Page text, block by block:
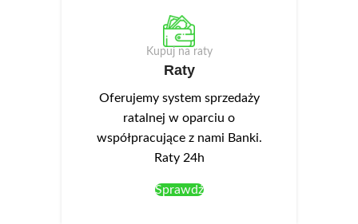
Kupuj na raty
Raty
Oferujemy system sprzedaży
ratalnej w oparciu o
współpracujące z nami Banki.
Raty 24h
Sprawdź